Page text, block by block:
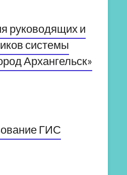
руководящих и
системы
Архангельск»
ГИС